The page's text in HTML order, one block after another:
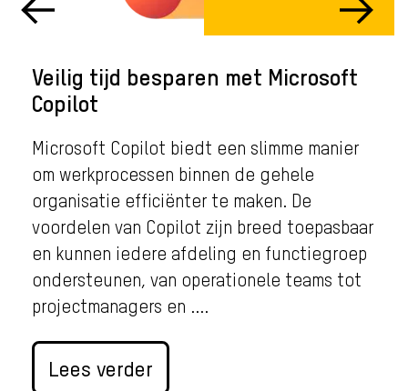
Veilig tijd besparen met Microsoft
Copilot
Microsoft Copilot biedt een slimme manier
om werkprocessen binnen de gehele
organisatie efficiënter te maken. De
voordelen van Copilot zijn breed toepasbaar
en kunnen iedere afdeling en functiegroep
ondersteunen, van operationele teams tot
projectmanagers en ....
Lees verder